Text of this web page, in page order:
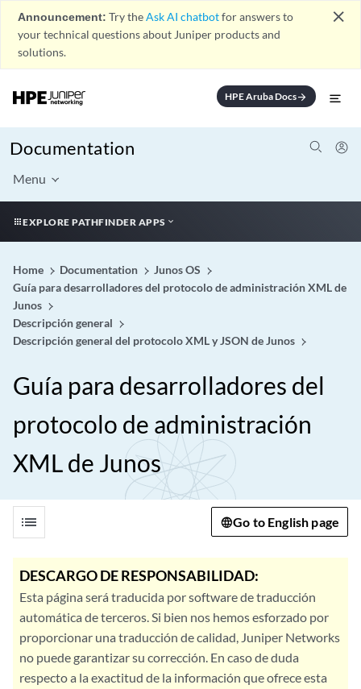
Announcement: Try theAsk AI chatbotfor answers to
your technical questions about Juniper products and
solutions.
close
HPE Aruba Docsarrow_forward
Documentation
Menu
EXPLORE PATHFINDER APPS
Home Documentation
Junos OS
Guía para desarrolladores del protocolo de administración XML de
Junos
Descripción general
Descripción general del protocolo XML y JSON de Junos
Guía para desarrolladores del
protocolo de administración
XML de Junos
list Go to English page
DESCARGO DE RESPONSABILIDAD:
Esta página será traducida por software de traducción
automática de terceros. Si bien nos hemos esforzado por
proporcionar una traducción de calidad, Juniper Networks
no puede garantizar su corrección. En caso de duda
respecto a la exactitud de la información que ofrece esta